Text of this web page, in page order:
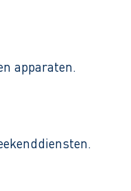
apparaten.